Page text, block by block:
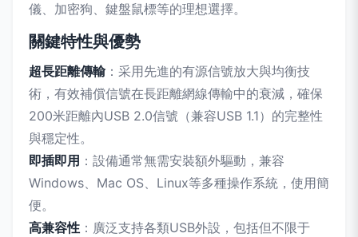
儀、加密狗、鍵盤鼠標等的理想選擇。
關鍵特性與優勢
超長距離傳輸：采用先進的有源信號放大與均衡技
術，有效補償信號在長距離網線傳輸中的衰減，確保
200米距離內USB 2.0信號（兼容USB 1.1）的完整性
與穩定性。
即插即用 ：設備通常無需安裝額外驅動，兼容
Windows、Mac OS、Linux等多種操作系統，使用簡
便。
高兼容性 ：廣泛支持各類USB外設，包括但不限于